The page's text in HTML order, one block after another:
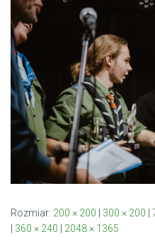
Rozmiar: 200 × 200 | 300 × 200 |
| 360 × 240 | 2048 × 1365